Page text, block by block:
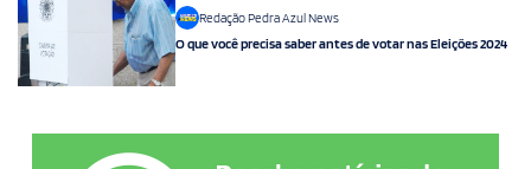
Redação Pedra Azul News
O que você precisa saber antes de votar nas Eleições 2024